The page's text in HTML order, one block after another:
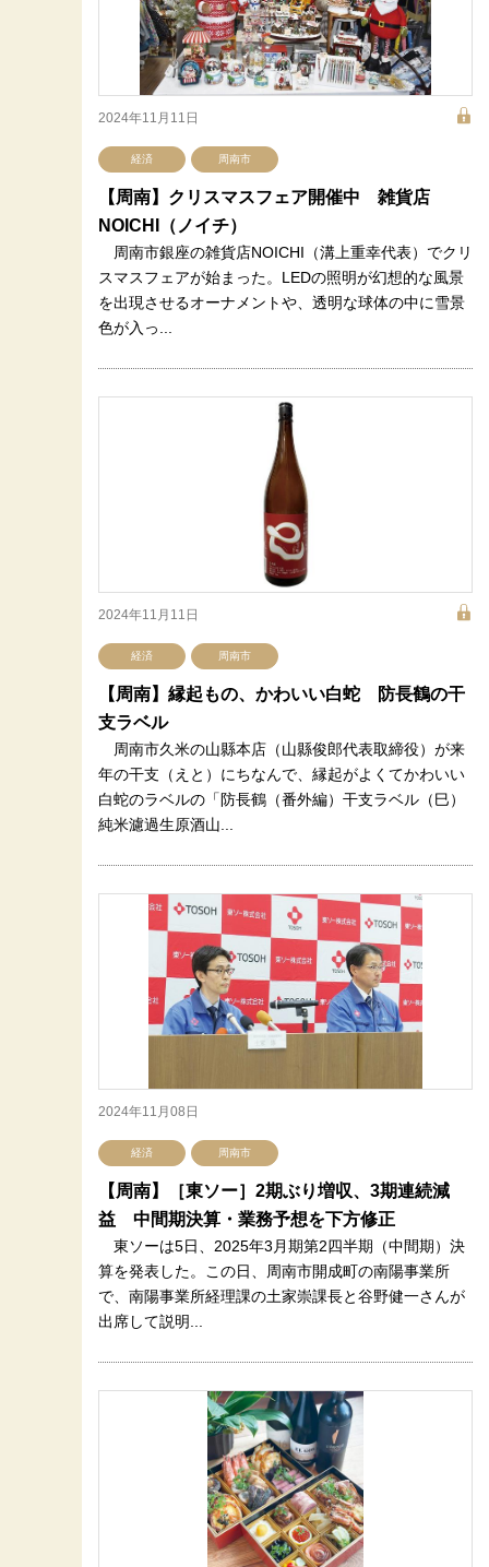
2024年11月11日
経済 周南市
【周南】クリスマスフェア開催中 雑貨店
NOICHI（ノイチ）
周南市銀座の雑貨店NOICHI（溝上重幸代表）でクリ
スマスフェアが始まった。LEDの照明が幻想的な風景
を出現させるオーナメントや、透明な球体の中に雪景
色が入っ...
2024年11月11日
経済 周南市
【周南】縁起もの、かわいい白蛇 防長鶴の干
支ラベル
周南市久米の山縣本店（山縣俊郎代表取締役）が来
年の干支（えと）にちなんで、縁起がよくてかわいい
白蛇のラベルの「防長鶴（番外編）干支ラベル（巳）
純米濾過生原酒山...
2024年11月08日
経済 周南市
【周南】［東ソー］2期ぶり増収、3期連続減
益 中間期決算・業務予想を下方修正
東ソーは5日、2025年3月期第2四半期（中間期）決
算を発表した。この日、周南市開成町の南陽事業所
で、南陽事業所経理課の土家崇課長と谷野健一さんが
出席して説明...